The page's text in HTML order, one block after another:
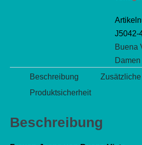
J5042-
Buena
Damen
Beschreibung
Produktsicherheit
Beschreibung